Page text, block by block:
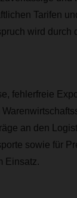
Tarifen
wird durch
fehlerfreie
an den
sowie für
Einsatz.